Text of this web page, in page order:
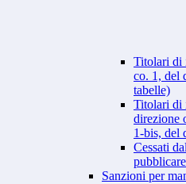
Titolari di
co. 1, del
tabelle)
Titolari di
direzione
1-bis, del
Cessati
Sanzioni per